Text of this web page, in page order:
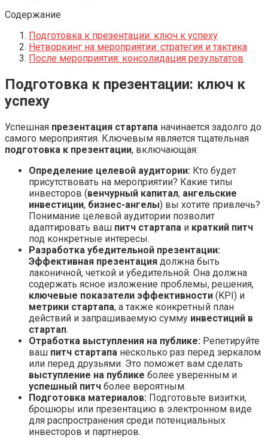
Содержание
Подготовка к презентации: ключ к успеху
Нетворкинг на мероприятии: стратегия и тактика
После мероприятия: консолидация результатов
Подготовка к презентации: ключ к
успеху
Успешная презентация стартапа начинается задолго до
самого мероприятия. Ключевым является тщательная
подготовка к презентации, включающая:
Определение целевой аудитории: Кто будет
присутствовать на мероприятии? Какие типы
инвесторов (венчурный капитал, ангельские
инвестиции, бизнес-ангелы) вы хотите привлечь?
Понимание целевой аудитории позволит
адаптировать ваш питч стартапа и краткий питч
под конкретные интересы.
Разработка убедительной презентации:
Эффективная презентация должна быть
лаконичной, четкой и убедительной. Она должна
содержать ясное изложение проблемы, решения,
ключевые показатели эффективности (KPI) и
метрики стартапа, а также конкретный план
действий и запрашиваемую сумму инвестиций в
стартап.
Отработка выступления на публике: Репетируйте
ваш питч стартапа несколько раз перед зеркалом
или перед друзьями. Это поможет вам сделать
выступление на публике более уверенным и
успешный питч более вероятным.
Подготовка материалов: Подготовьте визитки,
брошюры или презентацию в электронном виде
для распространения среди потенциальных
инвесторов и партнеров.